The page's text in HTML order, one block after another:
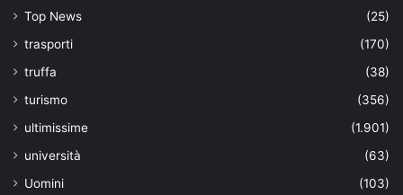
Top News
(25)
trasporti
(170)
truffa
(38)
turismo
(356)
ultimissime
(1.901)
università
(63)
Uomini
(103)